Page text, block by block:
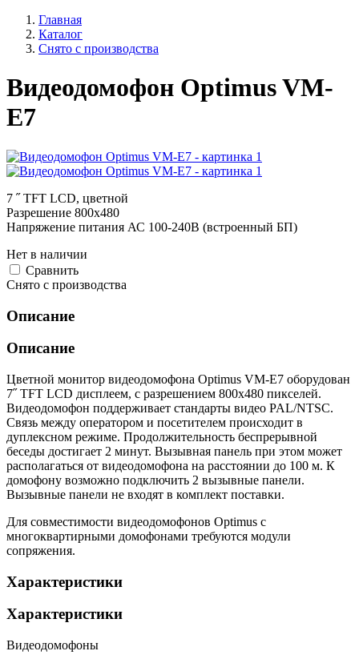
Главная
Каталог
Снято с производства
Видеодомофон Optimus VM-
E7
7 ˝ TFT LCD, цветной
Разрешение 800х480
Напряжение питания АС 100-240В (встроенный БП)
Нет в наличии
Cравнить
Снято с производства
Описание
Описание
Цветной монитор видеодомофона Optimus VM-Е7 оборудован
7˝ TFT LCD дисплеем, с разрешением 800х480 пикселей.
Видеодомофон поддерживает стандарты видео PAL/NTSC.
Связь между оператором и посетителем происходит в
дуплексном режиме. Продолжительность беспрерывной
беседы достигает 2 минут. Вызывная панель при этом может
располагаться от видеодомофона на расстоянии до 100 м. К
домофону возможно подключить 2 вызывные панели.
Вызывные панели не входят в комплект поставки.
Для совместимости видеодомофонов Optimus с
многоквартирными домофонами требуются модули
сопряжения.
Характеристики
Характеристики
Видеодомофоны